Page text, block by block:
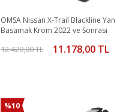
OMSA Nissan X-Trail Blackline Yan
Basamak Krom 2022 ve Sonrası
12.420,00 TL 11.178,00 TL
%10